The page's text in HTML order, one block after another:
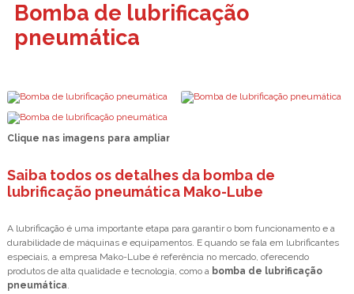
Bomba de lubrificação
pneumática
Clique nas imagens para ampliar
Saiba todos os detalhes da bomba de
lubrificação pneumática Mako-Lube
A lubrificação é uma importante etapa para garantir o bom funcionamento e a
durabilidade de máquinas e equipamentos. E quando se fala em lubrificantes
especiais, a empresa Mako-Lube é referência no mercado, oferecendo
produtos de alta qualidade e tecnologia, como a bomba de lubrificação
pneumática.